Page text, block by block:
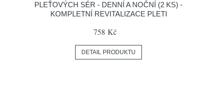
PLEŤOVÝCH SÉR - DENNÍ A NOČNÍ (2 KS) -
KOMPLETNÍ REVITALIZACE PLETI
758 Kč
DETAIL PRODUKTU